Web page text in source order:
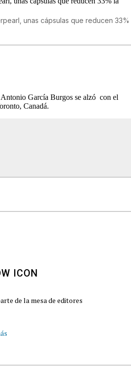
unas cápsulas que reducen 33%
Antonio García Burgos se alzó con el
Canadá.
de la mesa de editores